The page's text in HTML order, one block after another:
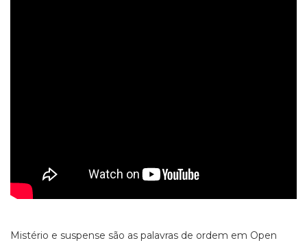
Mistério e suspense são as palavras de ordem em Open